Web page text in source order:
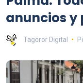
anuncios y
Tagoror Digital